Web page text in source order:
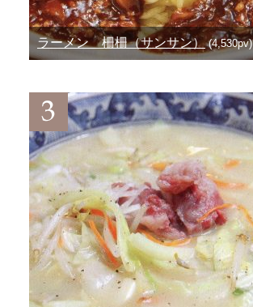
ラーメン 柵柵（サンサン）(4,530pv)